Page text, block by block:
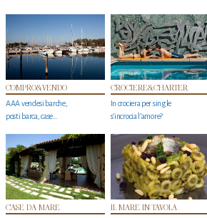
COMPRO&VENDO
AAA vendesi barche,
posti barca, case…
CROCIERE&CHARTER
In crociera per single
s'incrocia l’amore?
CASE DA MARE IL MARE IN TAVOLA